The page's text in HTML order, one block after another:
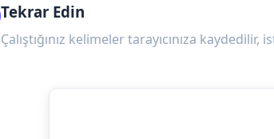
Tekrar Edin
Çalıştığınız kelimeler tarayıcınıza